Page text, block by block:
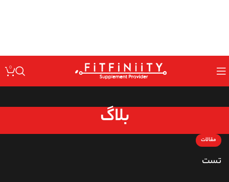
0
بلاگ
مقالات
تست